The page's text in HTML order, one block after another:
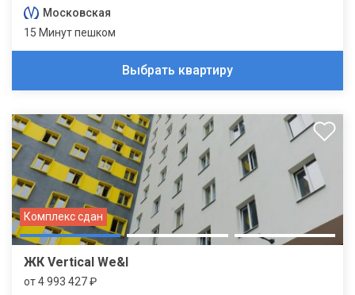
Московская
15 Минут пешком
Выбрать квартиру
Комплекс сдан
ЖК Vertical We&I
от 4 993 427 ₽